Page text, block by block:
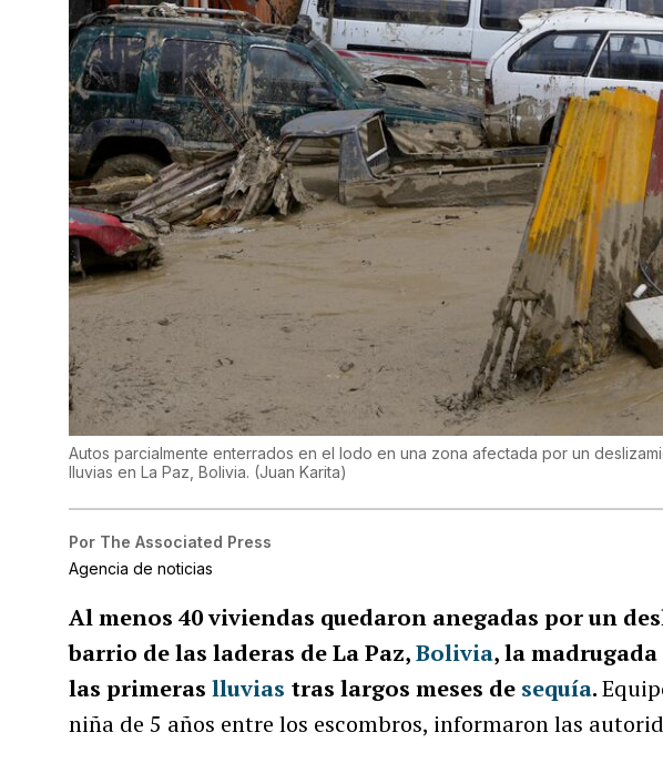
Autos parcialmente enterrados en el lodo en una zona afectada por un
lluvias en La Paz, Bolivia. (Juan Karita)
Por The Associated Press
Agencia de noticias
Al menos 40 viviendas quedaron anegadas por un
barrio de las laderas de La Paz,Bolivia, la
las primeraslluvias tras largos meses de sequía.
niña de 5 años entre los escombros, informaron las